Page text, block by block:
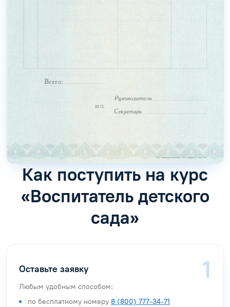
Как поступить на курс
«Воспитатель детского
сада»
Оставьте заявку
Любым удобным способом:
по бесплатному номеру 8 (800) 777-34-71